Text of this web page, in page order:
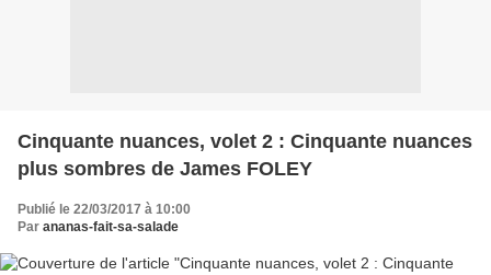
Cinquante nuances, volet 2 : Cinquante nuances
plus sombres de James FOLEY
Publié le 22/03/2017 à 10:00
Par ananas-fait-sa-salade